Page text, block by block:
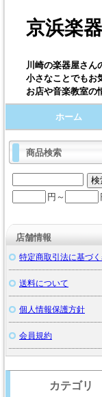
京浜楽
川崎の楽器屋さん
小さなことでもお
お店や音楽教室の
ホーム
商品検索
円～
店舗情報
特定商取引法に基づ
送料について
個人情報保護方針
会員規約
カテゴリ